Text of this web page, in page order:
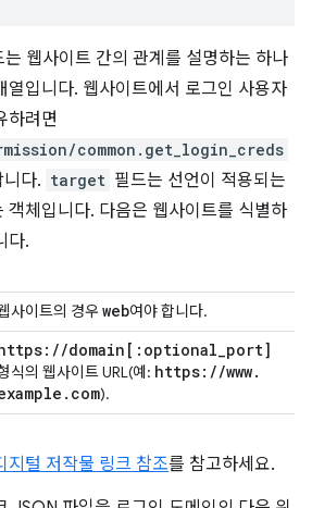
는 웹사이트 간의 관계를 설명하는 하나
열입니다. 웹사이트에서 로그인 사용자
하려면
common.get_login_creds
다. target 필드는 선언이 적용되는
객체입니다. 다음은 웹사이트를 식별하
다.
사이트의 경우web여야 합니다.
//domain [: optional_port]
식의 웹사이트 URL(예: https: //www.
. com).
지털 저작물 링크 참조를 참고하세요.